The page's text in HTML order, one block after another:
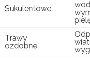
Sukulentowe
Trawy
ozdobne